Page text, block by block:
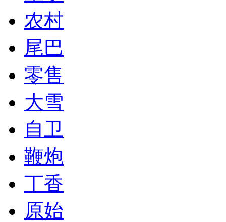
农村
尾巴
零售
大雪
自卫
鞭炮
丁香
原始